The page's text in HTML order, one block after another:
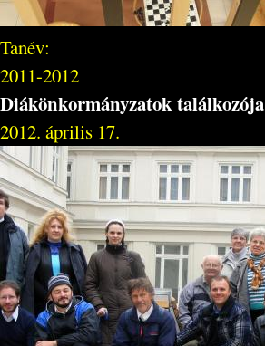
Tanév:
2011-2012
Diákönkormányzatok találkozója
2012. április 17.